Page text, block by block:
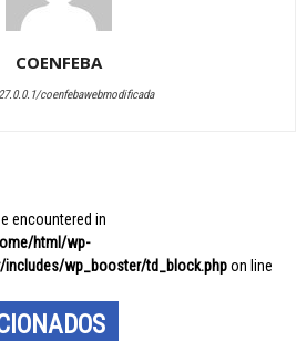
COENFEBA
coenfebawebmodificada
encountered in
html/wp-
wp_booster/td_block.phpon line